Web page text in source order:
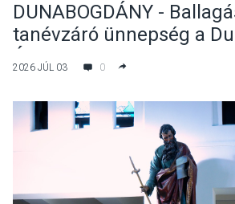
DUNABOGDÁNY -
tanévzáró ünnepség a
Általános Iskolában
2026 JÚL 03 0